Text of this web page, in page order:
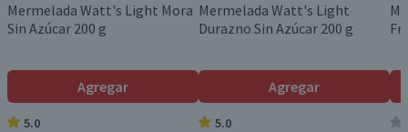
Mermelada Watt's Light Mora
Sin Azúcar 200 g
Agregar
5.0
Mermelada Watt's Light
Durazno Sin Azúcar 200 g
Agregar
5.0